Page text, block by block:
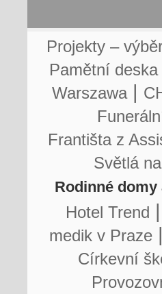
Projekty –
Pamětní
Warszawa|
Františta z
Světlá
Rodinné domy
Hotel Trend |
medik v Praze |
Církevní